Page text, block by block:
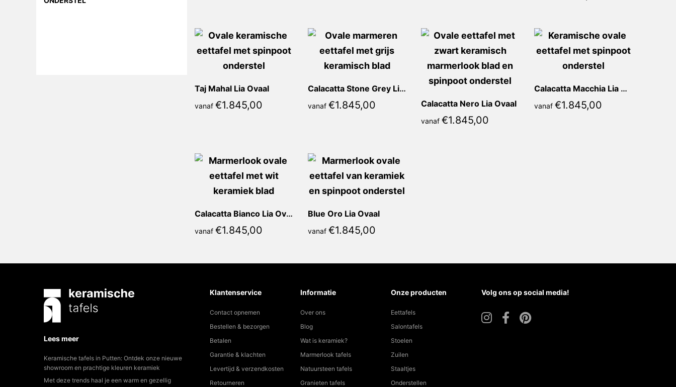
Taj Mahal Lia Ovaal
vanaf €1.845,00
Calacatta Stone Grey Lia Ovaal
vanaf €1.845,00 Calacatta Nero Lia Ovaal
vanaf €1.845,00
Calacatta Macchia Lia Ovaal
vanaf €1.845,00
Calacatta Bianco Lia Ovaal
vanaf €1.845,00
Blue Oro Lia Ovaal
vanaf €1.845,00
Lees meer
Keramische tafels in Putten: Ontdek onze nieuwe
showroom en prachtige kleuren keramiek
Met deze trends haal je een warm en gezellig
Klantenservice
Contact opnemen
Bestellen & bezorgen
Betalen
Garantie & klachten
Levertijd & verzendkosten
Retourneren
Informatie
Over ons
Blog
Wat is keramiek?
Marmerlook tafels
Natuursteen tafels
Granieten tafels
Onze producten
Eettafels
Salontafels
Stoelen
Zuilen
Staaltjes
Onderstellen
Volg ons op social media!